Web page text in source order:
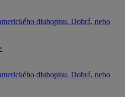
dluhopisu. Dobrá, nebo
dluhopisu. Dobrá, nebo